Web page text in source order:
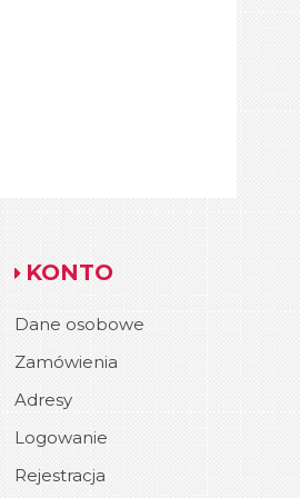
KONTO
Dane osobowe
Zamówienia
Adresy
Logowanie
Rejestracja